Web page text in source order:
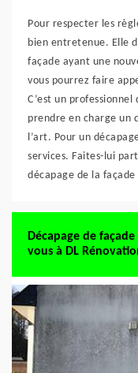
Pour respecter les
bien entretenue. Elle
façade ayant une
vous pourrez faire
C’est un
prendre en charge un
l’art. Pour un
services. Faites-lui
décapage de la
Décapage de
vous à DL